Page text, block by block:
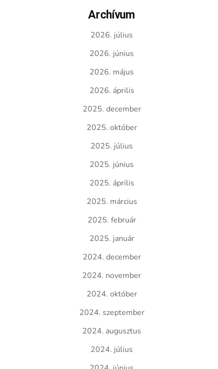
Archívum
2026. július
2026. június
2026. május
2026. április
2025. december
2025. október
2025. július
2025. június
2025. április
2025. március
2025. február
2025. január
2024. december
2024. november
2024. október
2024. szeptember
2024. augusztus
2024. július